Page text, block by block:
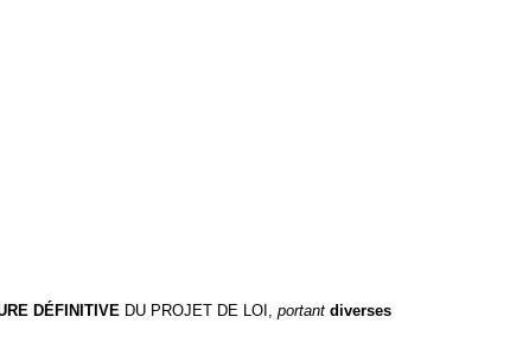
DÉFINITIVEDU PROJET DE LOI, portantdiverses